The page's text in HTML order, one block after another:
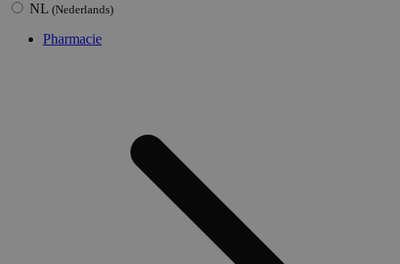
NL (Nederlands)
Pharmacie